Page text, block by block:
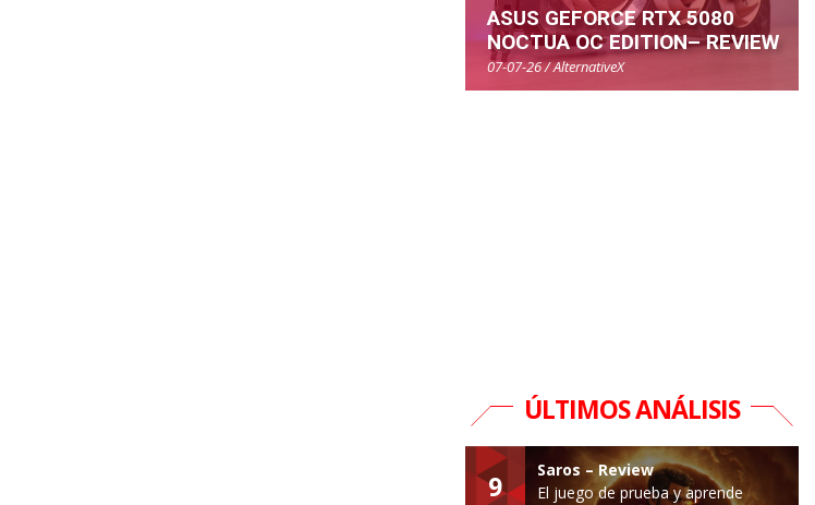
ASUS GEFORCE RTX 5080
NOCTUA OC EDITION– REVIEW
07-07-26 / AlternativeX
ÚLTIMOS ANÁLISIS
9
Saros – Review
El juego de prueba y aprende